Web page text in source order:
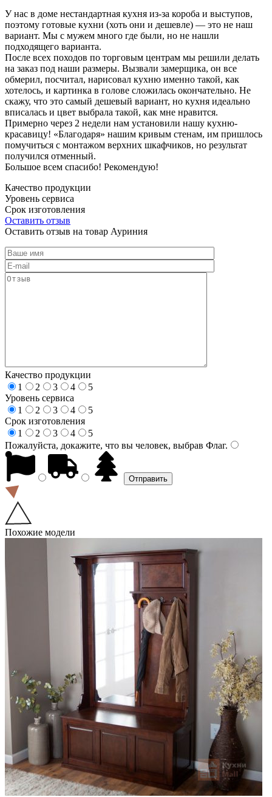
У нас в доме нестандартная кухня из-за короба и выступов,
поэтому готовые кухни (хоть они и дешевле) — это не наш
вариант. Мы с мужем много где были, но не нашли
подходящего варианта.
После всех походов по торговым центрам мы решили делать
на заказ под наши размеры. Вызвали замерщика, он все
обмерил, посчитал, нарисовал кухню именно такой, как
хотелось, и картинка в голове сложилась окончательно. Не
скажу, что это самый дешевый вариант, но кухня идеально
вписалась и цвет выбрала такой, как мне нравится.
Примерно через 2 недели нам установили нашу кухню-
красавицу! «Благодаря» нашим кривым стенам, им пришлось
помучиться с монтажом верхних шкафчиков, но результат
получился отменный.
Большое всем спасибо! Рекомендую!
Качество продукции
Уровень сервиса
Срок изготовления
Оставить отзыв
Оставить отзыв на товар Ауриния
Качество продукции
1
2 3 4
5
Уровень сервиса
1
2 3 4
5
Срок изготовления
1
2 3 4
5
Пожалуйста, докажите, что вы человек, выбрав Флаг.
Похожие модели